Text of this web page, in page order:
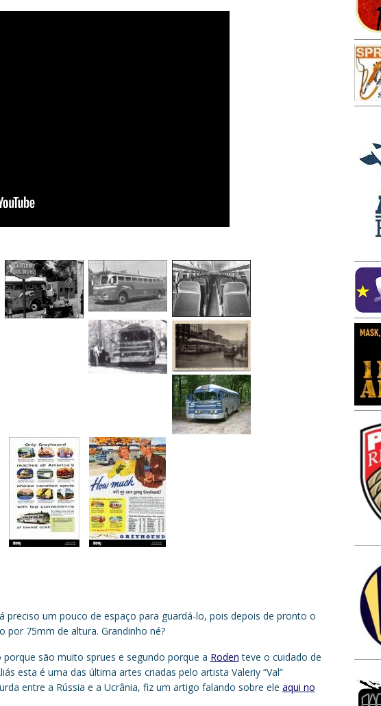
um pouco de espaço para guardá-lo, pois depois de pronto o
75mm de altura. Grandinho né?
são muito sprues e segundo porque a Roden teve o cuidado de
esta é uma das última artes criadas pelo artista Valeriy “Val”
entre a Rússia e a Ucrânia, fiz um artigo falando sobre ele aqui no